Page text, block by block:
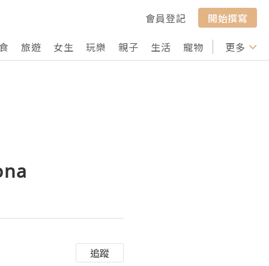
會員登記
開始撰寫
旅遊 女生 玩樂 親子 生活 寵物 行山 打卡
更多
追蹤